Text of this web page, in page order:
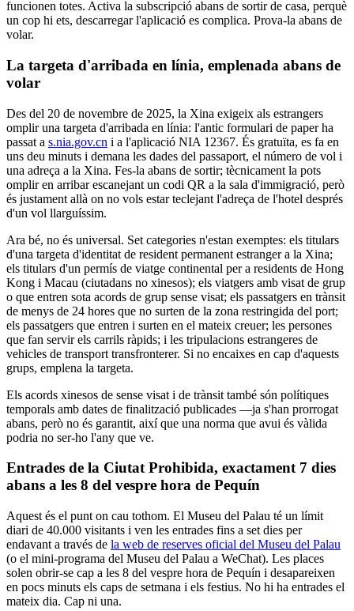
funcionen totes. Activa la subscripció abans de sortir de casa, perquè
un cop hi ets, descarregar l'aplicació es complica. Prova-la abans de
volar.
La targeta d'arribada en línia, emplenada abans de
volar
Des del 20 de novembre de 2025, la Xina exigeix als estrangers
omplir una targeta d'arribada en línia: l'antic formulari de paper ha
passat a s.nia.gov.cn i a l'aplicació NIA 12367. És gratuïta, es fa en
uns deu minuts i demana les dades del passaport, el número de vol i
una adreça a la Xina. Fes-la abans de sortir; tècnicament la pots
omplir en arribar escanejant un codi QR a la sala d'immigració, però
és justament allà on no vols estar teclejant l'adreça de l'hotel després
d'un vol llarguíssim.
Ara bé, no és universal. Set categories n'estan exemptes: els titulars
d'una targeta d'identitat de resident permanent estranger a la Xina;
els titulars d'un permís de viatge continental per a residents de Hong
Kong i Macau (ciutadans no xinesos); els viatgers amb visat de grup
o que entren sota acords de grup sense visat; els passatgers en trànsit
de menys de 24 hores que no surten de la zona restringida del port;
els passatgers que entren i surten en el mateix creuer; les persones
que fan servir els carrils ràpids; i les tripulacions estrangeres de
vehicles de transport transfronterer. Si no encaixes en cap d'aquests
grups, emplena la targeta.
Els acords xinesos de sense visat i de trànsit també són polítiques
temporals amb dates de finalització publicades —ja s'han prorrogat
abans, però no és garantit, així que una norma que avui és vàlida
podria no ser-ho l'any que ve.
Entrades de la Ciutat Prohibida, exactament 7 dies
abans a les 8 del vespre hora de Pequín
Aquest és el punt on cau tothom. El Museu del Palau té un límit
diari de 40.000 visitants i ven les entrades fins a set dies per
endavant a través de la web de reserves oficial del Museu del Palau
(o el mini-programa del Museu del Palau a WeChat). Les places
solen obrir-se cap a les 8 del vespre hora de Pequín i desapareixen
en pocs minuts els caps de setmana i els festius. No hi ha entrades el
mateix dia. Cap ni una.